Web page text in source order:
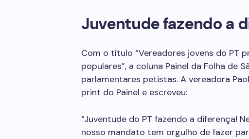
Juventude fazendo a
Com o título “Vereadores jovens do PT
populares”, a coluna Painel da Folha de
parlamentares petistas. A vereadora
print do Painel e escreveu:
“Juventude do PT fazendo a diferença!
nosso mandato tem orgulho de fazer